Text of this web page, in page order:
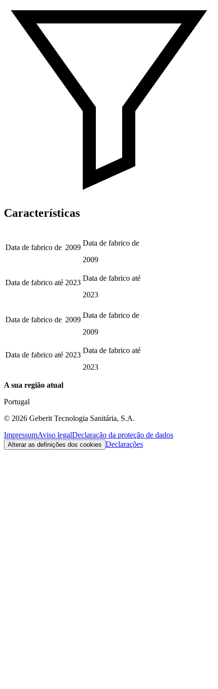
Características
Data de fabrico de 2009
Data de fabrico de
2009
Data de fabrico até 2023
Data de fabrico até
2023
Data de fabrico de 2009
Data de fabrico de
2009
Data de fabrico até 2023
Data de fabrico até
2023
A sua região atual
Portugal
© 2026 Geberit Tecnologia Sanitária, S.A.
ImpressumAviso legalDeclaração da proteção de dados
Alterar as definições dos cookies Declarações